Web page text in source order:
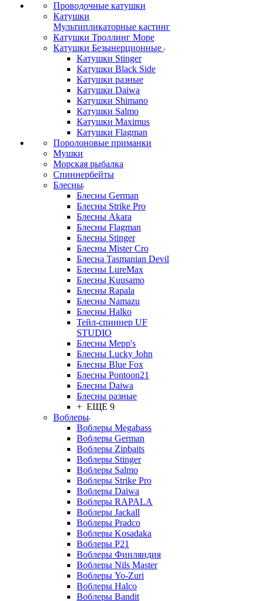
Проводочные катушки
Катушки
Мультипликаторные кастинг
Катушки Троллинг Море
Катушки Безынерционные
Катушки Stinger
Катушки Black Side
Катушки разные
Катушки Daiwa
Катушки Shimano
Катушки Salmo
Катушки Maximus
Катушки Flagman
Поролоновые приманки
Мушки
Морская рыбалка
Спиннербейты
Блесны
Блесны German
Блесны Strike Pro
Блесны Akara
Блесны Flagman
Блесны Stinger
Блесны Mister Cro
Блесна Tasmanian Devil
Блесны LureMax
Блесны Kuusamo
Блесны Rapala
Блесны Namazu
Блесны Halko
Тейл-спиннер UF
STUDIO
Блесны Mepp's
Блесны Lucky John
Блесны Blue Fox
Блесны Pontoon21
Блесны Daiwa
Блесны разные
+ ЕЩЕ 9
Воблеры
Воблеры Megabass
Воблеры German
Воблеры Zipbaits
Воблеры Stinger
Воблеры Salmo
Воблеры Strike Pro
Воблеры Daiwa
Воблеры RAPALA
Воблеры Jackall
Воблеры Pradco
Воблеры Kosadaka
Воблеры P21
Воблеры Финляндия
Воблеры Nils Master
Воблеры Yo-Zuri
Воблеры Halco
Воблеры Bandit